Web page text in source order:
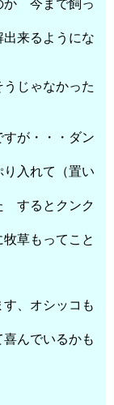
か 今まで飼っ
来るようにな
じゃなかった
が・・・ダン
入れて（置い
するとクンク
草もってこと
、オシッコも
んでいるかも